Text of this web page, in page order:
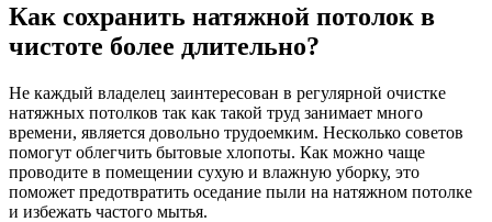
Как сохранить натяжной потолок в
чистоте более длительно?
Не каждый владелец заинтересован в регулярной очистке
натяжных потолков так как такой труд занимает много
времени, является довольно трудоемким. Несколько советов
помогут облегчить бытовые хлопоты. Как можно чаще
проводите в помещении сухую и влажную уборку, это
поможет предотвратить оседание пыли на натяжном потолке
и избежать частого мытья.